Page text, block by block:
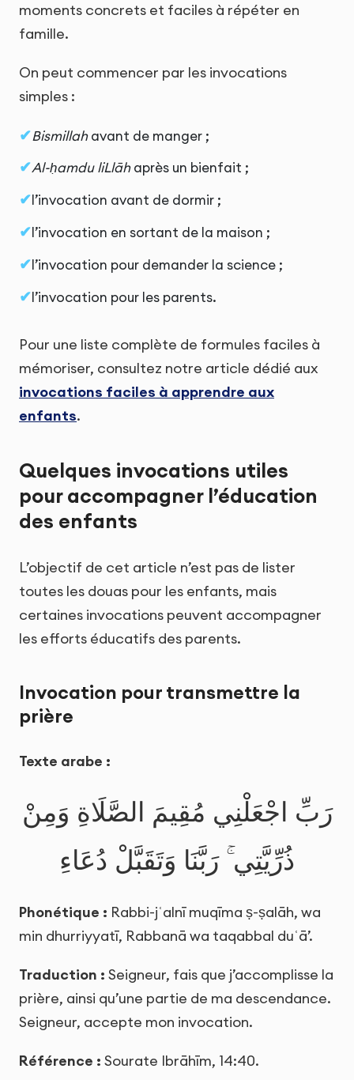
moments concrets et faciles à répéter en
famille.
On peut commencer par les invocations
simples :
Bismillahavant de manger ;
Al-ḥamdu liLlāhaprès un bienfait ;
l’invocation avant de dormir ;
l’invocation en sortant de la maison ;
l’invocation pour demander la science ;
l’invocation pour les parents.
Pour une liste complète de formules faciles à
mémoriser, consultez notre article dédié aux
invocations faciles à apprendre aux
enfants.
Quelques invocations utiles
pour accompagner l’éducation
des enfants
L’objectif de cet article n’est pas de lister
toutes les douas pour les enfants, mais
certaines invocations peuvent accompagner
les efforts éducatifs des parents.
Invocation pour transmettre la
prière
Texte arabe :
رَبِّ اجْعَلْنِي مُقِيمَ الصَّلَاةِ وَمِنْ
ذُرِّيَّتِي ۚ رَبَّنَا وَتَقَبَّلْ دُعَاءِ
Phonétique : Rabbi-jʿalnī muqīma ṣ-ṣalāh, wa
min dhurriyyatī, Rabbanā wa taqabbal duʿā’.
Traduction : Seigneur, fais que j’accomplisse la
prière, ainsi qu’une partie de ma descendance.
Seigneur, accepte mon invocation.
Référence : Sourate Ibrāhīm, 14:40.